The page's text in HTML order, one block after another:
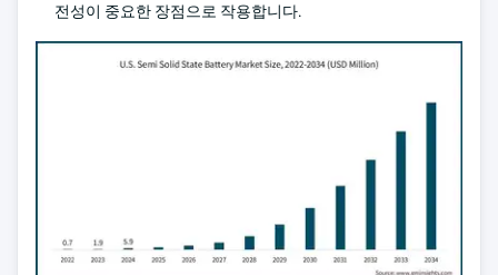
전성이 중요한 장점으로 작용합니다.